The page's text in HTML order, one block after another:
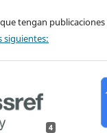
tengan publicaciones
4